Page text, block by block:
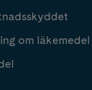
om läkemedel